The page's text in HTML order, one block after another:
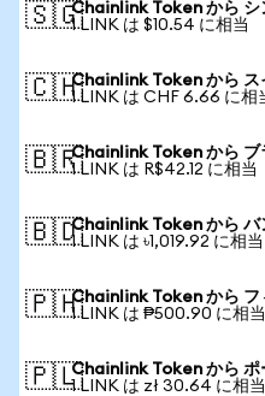
🇸🇬Chainlink Token から シ
1 LINK は $10.54 に相当
🇨🇭Chainlink Token から ス
1 LINK は CHF 6.66 に相
🇧🇷Chainlink Token から ブ
1 LINK は R$42.12 に相当
🇧🇩Chainlink Token から バ
1 LINK は ৳1,019.92 に相当
🇵🇭Chainlink Token から フ
1 LINK は ₱500.90 に相当
🇵🇱Chainlink Token から ポ
1 LINK は zł 30.64 に相当